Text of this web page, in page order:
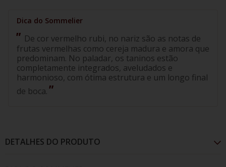
De cor vermelho rubi, no nariz são as notas de
frutas vermelhas como cereja madura e amora que
predominam. No paladar, os taninos estão
completamente integrados, aveludados e
harmonioso, com ótima estrutura e um longo final
de boca.
DETALHES DO PRODUTO